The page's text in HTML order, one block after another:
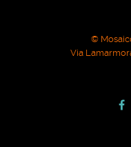
©
Via